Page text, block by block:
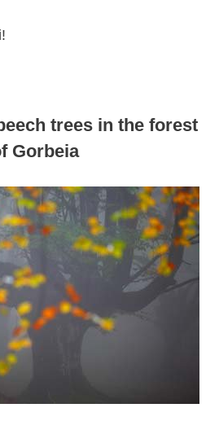
trees in the forest
Gorbeia